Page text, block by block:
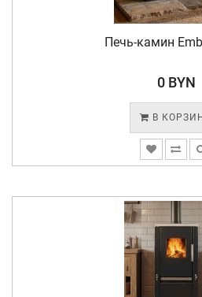
Печь-камин
0 BYN
В